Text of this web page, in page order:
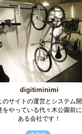
digitiminimi
のサイトの運営とシステム開
をやっている代々木公園前に
ある会社です！